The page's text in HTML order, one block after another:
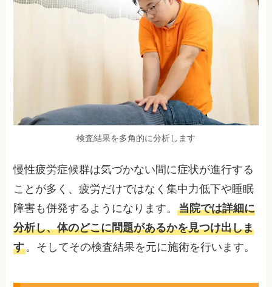
検査結果を多角的に分析します
慢性疲労症候群は気づかない間に症状が進行する
ことが多く、疲労だけではなく集中力低下や睡眠
障害も併発するようになります。当院では詳細に
分析し、体のどこに問題があるかを見つけ出しま
す。そしてその検査結果を元に施術を行います。